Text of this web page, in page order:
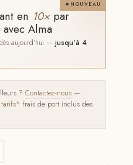
NOUVEAU
en 10×par
Alma
dès aujourd'hui —jusqu'à 4
?Contactez-nous —
frais de port inclus des